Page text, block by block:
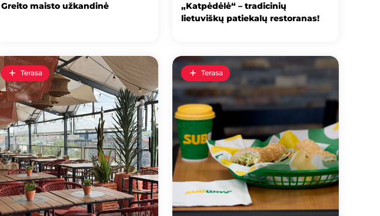
Greito maisto užkandinė
„Katpėdėlė“ – tradicinių
lietuviškų patiekalų restoranas!
Terasa Terasa